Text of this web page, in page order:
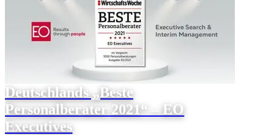
Deutschlands „Beste
Personalberater 2021“ – EO
Executives